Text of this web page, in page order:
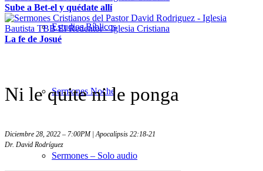
Estudios Bíblicos
Sermones Noche
Sermones – Solo audio
Sube a Bet-el y quédate allí
La fe de Josué
Ni le quite ni le ponga
Diciembre 28, 2022 – 7:00PM | Apocalipsis 22:18-21
Dr. David Rodríguez